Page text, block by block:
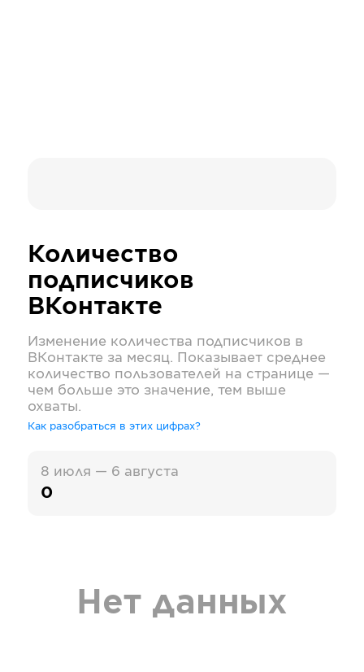
Количество
подписчиков
ВКонтакте
Изменение количества подписчиков в
ВКонтакте за месяц. Показывает среднее
количество пользователей на странице —
чем больше это значение, тем выше
охваты.
Как разобраться в этих цифрах?
8 июля — 6 августа
0
Нет данных